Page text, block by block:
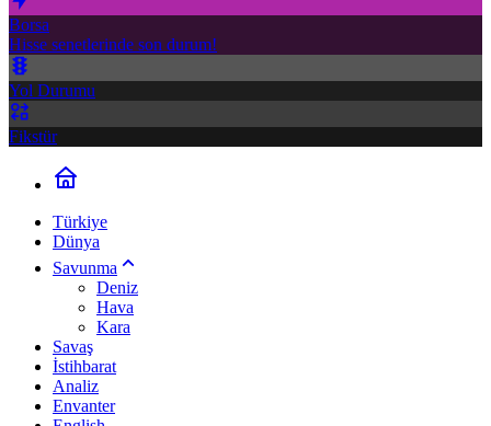
Borsa
Hisse senetlerinde son durum!
Yol Durumu
Fikstür
Türkiye
Dünya
Savunma
Deniz
Hava
Kara
Savaş
İstihbarat
Analiz
Envanter